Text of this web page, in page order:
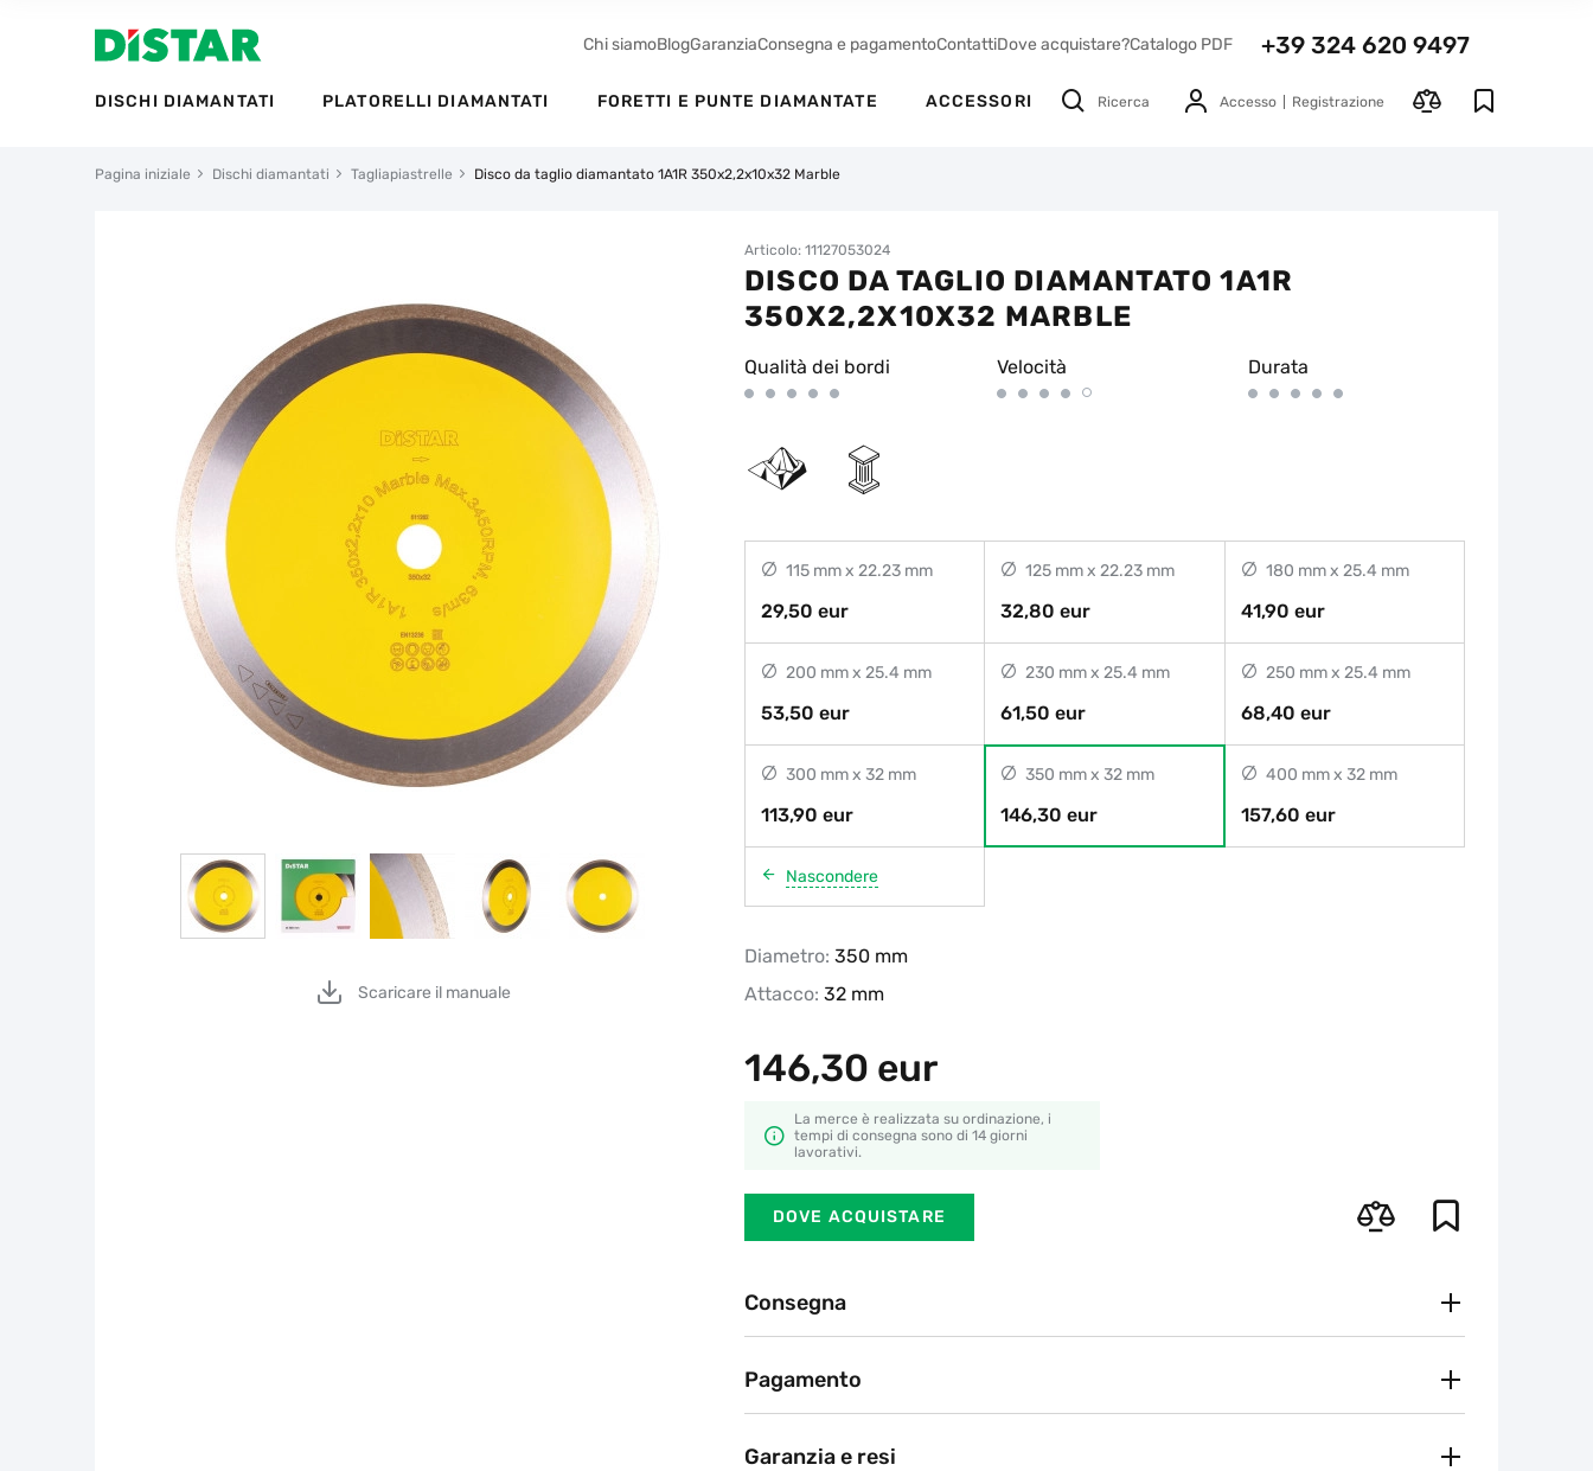
Chi siamoBlogGaranziaConsegna e pagamentoContattiDove acquistare?Catalogo PDF +39 324 620 9497
DISCHI DIAMANTATI PLATORELLI DIAMANTATI FORETTI E PUNTE DIAMANTATE ACCESSORI Ricerca Accesso Registrazione
Pagina iniziale Dischi diamantati Tagliapiastrelle Disco da taglio diamantato 1A1R 350x2,2x10x32 Marble
Scaricare il manuale
Articolo: 11127053024
DISCO DA TAGLIO DIAMANTATO 1A1R
350X2,2X10X32 MARBLE
Qualità dei bordi Velocità Durata
115 mm x 22.23 mm
29,50 eur
125 mm x 22.23 mm
32,80 eur
180 mm x 25.4 mm
41,90 eur
200 mm x 25.4 mm
53,50 eur
230 mm x 25.4 mm
61,50 eur
250 mm x 25.4 mm
68,40 eur
300 mm x 32 mm
113,90 eur
350 mm x 32 mm
146,30 eur
400 mm x 32 mm
157,60 eur
Nascondere
Diametro: 350 mm
Attacco: 32 mm
146,30 eur
La merce è realizzata su ordinazione, i
tempi di consegna sono di 14 giorni
lavorativi.
DOVE ACQUISTARE
Consegna
BRT, DHL, Poste Italiane
Secondo le tariffe del vettore
consegna migliore.
Pagamento
(bonifico bancario, carta di pagamento, contanti)
Garanzia e resi